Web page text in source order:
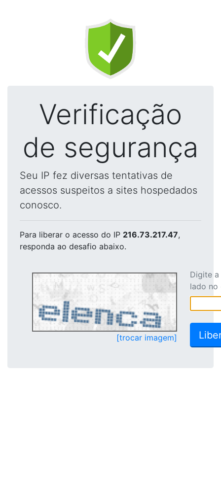
Verificação
de segurança
Seu IP fez diversas tentativas de
acessos suspeitos a sites hospedados
conosco.
Para liberar o acesso do IP 216.73.217.47,
responda ao desafio abaixo.
[trocar imagem]
Digite
lado no